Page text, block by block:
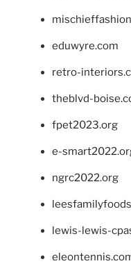
eduwyre.com
retro-
theblvd-
fpet2023.org
e-
ngrc2022.org
lewis-lewis-